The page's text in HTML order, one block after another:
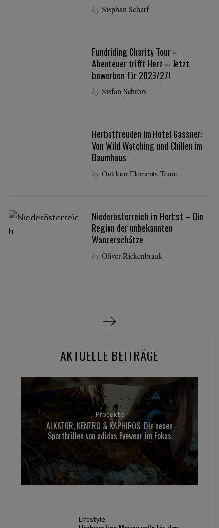
by Stephan Scharf
Fundriding Charity Tour –
Abenteuer trifft Herz – Jetzt
bewerben für 2026/27!
by Stefan Schrörs
Herbstfreuden im Hotel Gassner:
Von Wild Watching und Chillen im
Baumhaus
by Outdoor Elements Team
Niederösterreich im Herbst – Die
Region der unbekannten
Wanderschätze
by Oliver Riekenbrauk
AKTUELLE BEITRÄGE
Produkte
ALKATOR, KENTRO & KAPHIROS: Die neuen
Sportbrillen von adidas Eyewear im Fokus
Lifestyle